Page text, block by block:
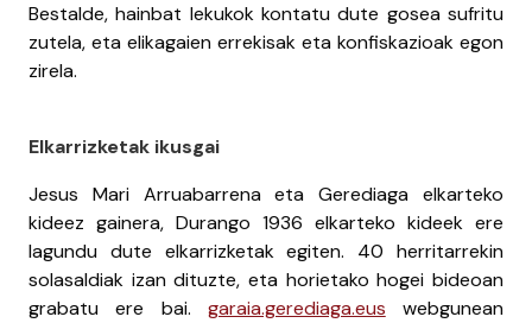
Bestalde, hainbat lekukok kontatu dute gosea sufritu
zutela, eta elikagaien errekisak eta konfiskazioak egon
zirela.
Elkarrizketak ikusgai
Jesus Mari Arruabarrena eta Gerediaga elkarteko
kideez gainera, Durango 1936 elkarteko kideek ere
lagundu dute elkarrizketak egiten. 40 herritarrekin
solasaldiak izan dituzte, eta horietako hogei bideoan
grabatu ere bai. garaia.gerediaga.eus webgunean